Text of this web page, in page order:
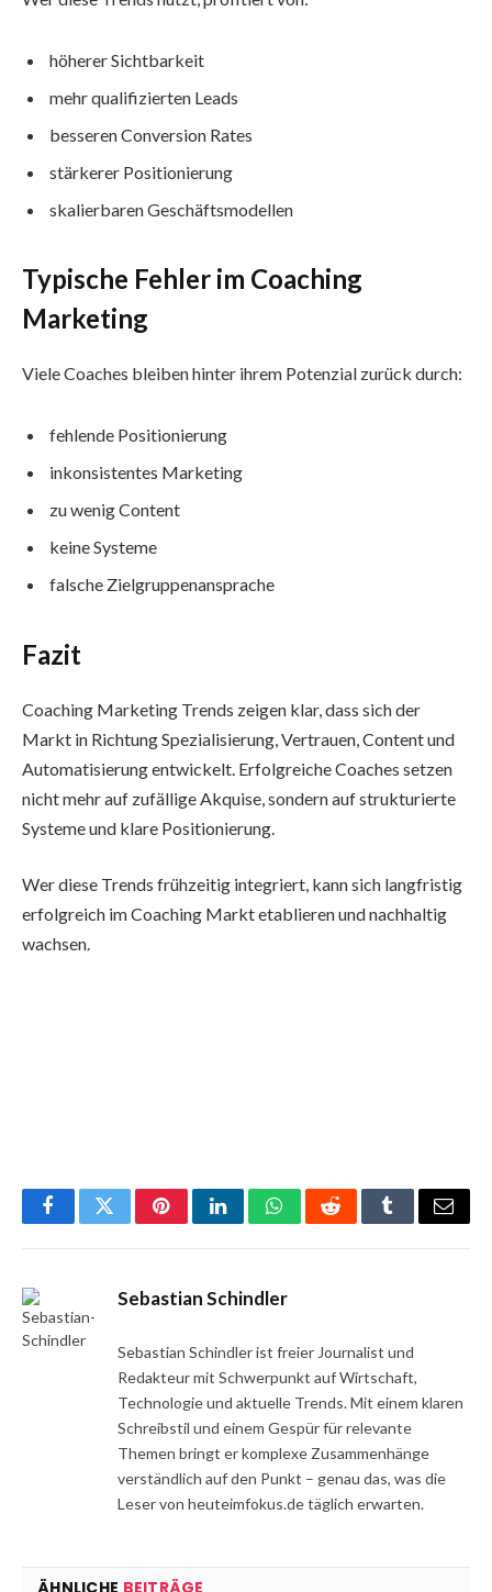
höherer Sichtbarkeit
mehr qualifizierten Leads
besseren Conversion Rates
stärkerer Positionierung
skalierbaren Geschäftsmodellen
Typische Fehler im Coaching
Marketing
Viele Coaches bleiben hinter ihrem Potenzial zurück durch:
fehlende Positionierung
inkonsistentes Marketing
zu wenig Content
keine Systeme
falsche Zielgruppenansprache
Fazit
Coaching Marketing Trends zeigen klar, dass sich der
Markt in Richtung Spezialisierung, Vertrauen, Content und
Automatisierung entwickelt. Erfolgreiche Coaches setzen
nicht mehr auf zufällige Akquise, sondern auf strukturierte
Systeme und klare Positionierung.
Wer diese Trends frühzeitig integriert, kann sich langfristig
erfolgreich im Coaching Markt etablieren und nachhaltig
wachsen.
FacebookTwitterPinterestLinkedInWhatsAppRedditTumblrEmail
Sebastian Schindler
Sebastian Schindler ist freier Journalist und
Redakteur mit Schwerpunkt auf Wirtschaft,
Technologie und aktuelle Trends. Mit einem klaren
Schreibstil und einem Gespür für relevante
Themen bringt er komplexe Zusammenhänge
verständlich auf den Punkt – genau das, was die
Leser von heuteimfokus.de täglich erwarten.